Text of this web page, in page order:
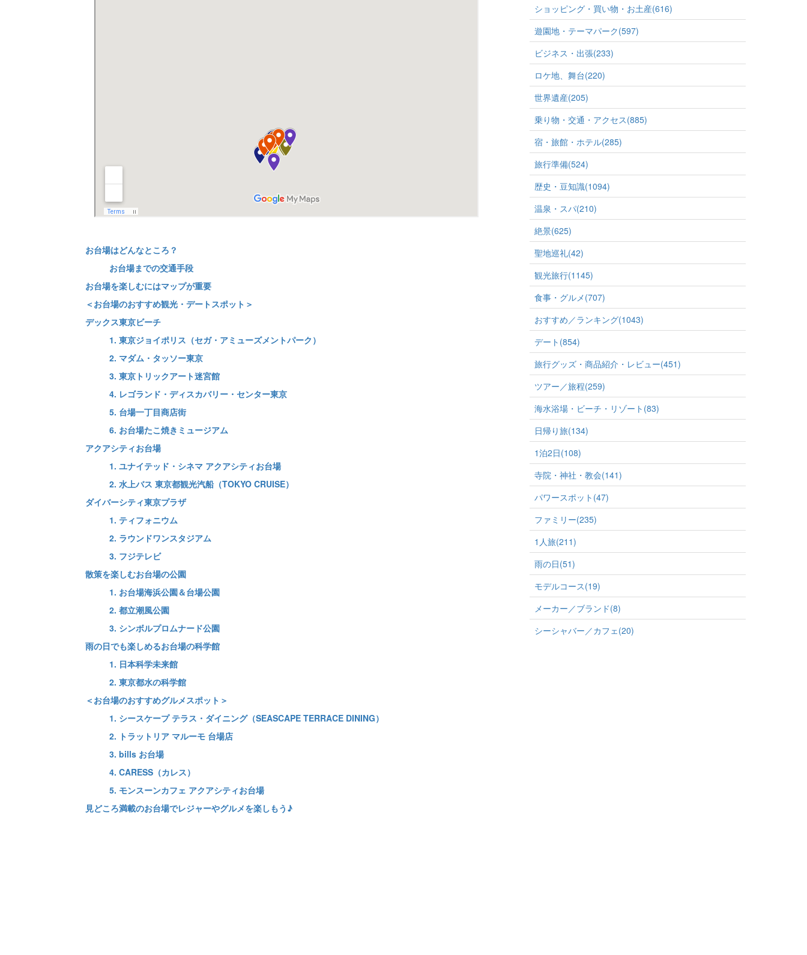
お台場はどんなところ？
お台場までの交通手段
お台場を楽しむにはマップが重要
＜お台場のおすすめ観光・デートスポット＞
デックス東京ビーチ
1. 東京ジョイポリス（セガ・アミューズメントパーク）
2. マダム・タッソー東京
3. 東京トリックアート迷宮館
4. レゴランド・ディスカバリー・センター東京
5. 台場一丁目商店街
6. お台場たこ焼きミュージアム
アクアシティお台場
1. ユナイテッド・シネマ アクアシティお台場
2. 水上バス 東京都観光汽船（TOKYO CRUISE）
ダイバーシティ東京プラザ
1. ティフォニウム
2. ラウンドワンスタジアム
3. フジテレビ
散策を楽しむお台場の公園
1. お台場海浜公園＆台場公園
2. 都立潮風公園
3. シンボルプロムナード公園
雨の日でも楽しめるお台場の科学館
1. 日本科学未来館
2. 東京都水の科学館
＜お台場のおすすめグルメスポット＞
1. シースケープ テラス・ダイニング（SEASCAPE TERRACE DINING）
2. トラットリア マルーモ 台場店
3. bills お台場
4. CARESS（カレス）
5. モンスーンカフェ アクアシティお台場
見どころ満載のお台場でレジャーやグルメを楽しもう♪
ショッピング・買い物・お土産(616)
遊園地・テーマパーク(597)
ビジネス・出張(233)
ロケ地、舞台(220)
世界遺産(205)
乗り物・交通・アクセス(885)
宿・旅館・ホテル(285)
旅行準備(524)
歴史・豆知識(1094)
温泉・スパ(210)
絶景(625)
聖地巡礼(42)
観光旅行(1145)
食事・グルメ(707)
おすすめ／ランキング(1043)
デート(854)
旅行グッズ・商品紹介・レビュー(451)
ツアー／旅程(259)
海水浴場・ビーチ・リゾート(83)
日帰り旅(134)
1泊2日(108)
寺院・神社・教会(141)
パワースポット(47)
ファミリー(235)
1人旅(211)
雨の日(51)
モデルコース(19)
メーカー／ブランド(8)
シーシャバー／カフェ(20)